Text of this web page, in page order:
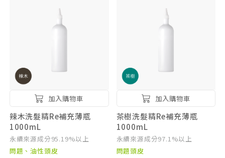
加入購物車
辣木洗髮精Re補充薄瓶
1000mL
永續來源成分95.19%以上
問題、油性頭皮
加入購物車
茶樹洗髮精Re補充薄瓶
1000mL
永續來源成分97.1%以上
問題頭皮